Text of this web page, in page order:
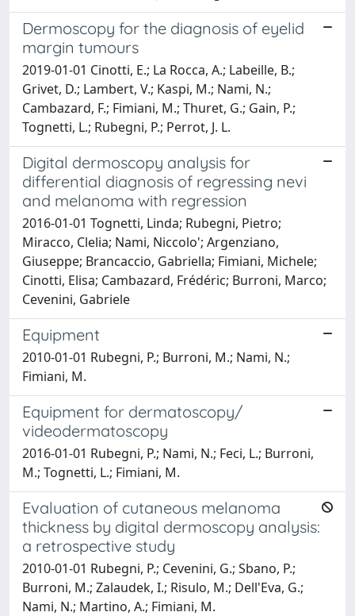
Dermoscopy for the diagnosis of eyelid
margin tumours
2019-01-01 Cinotti, E.; La Rocca, A.; Labeille, B.;
Grivet, D.; Lambert, V.; Kaspi, M.; Nami, N.;
Cambazard, F.; Fimiani, M.; Thuret, G.; Gain, P.;
Tognetti, L.; Rubegni, P.; Perrot, J. L.
Digital dermoscopy analysis for
differential diagnosis of regressing nevi
and melanoma with regression
2016-01-01 Tognetti, Linda; Rubegni, Pietro;
Miracco, Clelia; Nami, Niccolo'; Argenziano,
Giuseppe; Brancaccio, Gabriella; Fimiani, Michele;
Cinotti, Elisa; Cambazard, Frédéric; Burroni, Marco;
Cevenini, Gabriele
Equipment
2010-01-01 Rubegni, P.; Burroni, M.; Nami, N.;
Fimiani, M.
Equipment for dermatoscopy/
videodermatoscopy
2016-01-01 Rubegni, P.; Nami, N.; Feci, L.; Burroni,
M.; Tognetti, L.; Fimiani, M.
Evaluation of cutaneous melanoma
thickness by digital dermoscopy analysis:
a retrospective study
2010-01-01 Rubegni, P.; Cevenini, G.; Sbano, P.;
Burroni, M.; Zalaudek, I.; Risulo, M.; Dell'Eva, G.;
Nami, N.; Martino, A.; Fimiani, M.